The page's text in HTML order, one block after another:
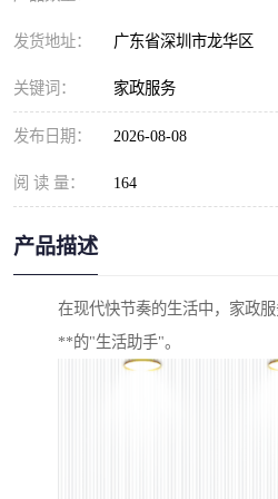
发货地址： 广东省深圳市龙华区
关键词： 家政服务
发布日期： 2026-08-08
阅 读 量： 164
产品描述
在现代快节奏的生活中，家政
**的"生活助手"。